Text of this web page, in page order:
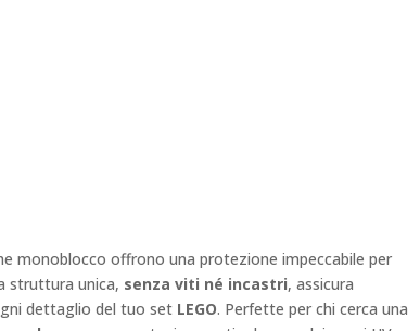
monoblocco offrono una protezione impeccabile per
struttura unica, senza viti né incastri, assicura
dettaglio del tuo set LEGO. Perfette per chi cerca una